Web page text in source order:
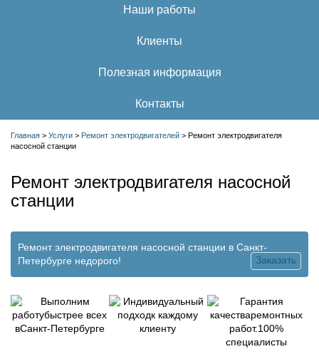
Наши работы
Клиенты
Полезная информация
Контакты
Главная > Услуги > Ремонт электродвигателей > Ремонт электродвигателя
насосной станции
Ремонт электродвигателя насосной
станции
Ремонт электродвигателя насосной станции в Санкт-
Петербурге недорого!
Заказать